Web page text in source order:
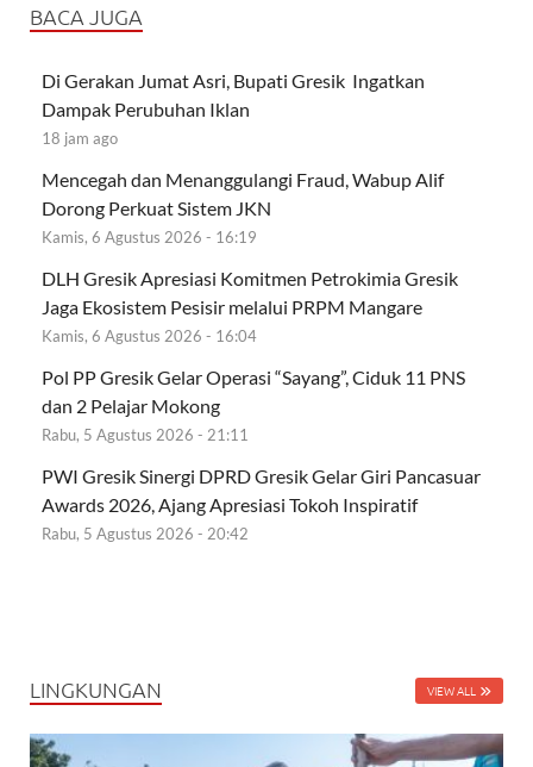
BACA JUGA
Di Gerakan Jumat Asri, Bupati Gresik Ingatkan
Dampak Perubuhan Iklan
18 jam ago
Mencegah dan Menanggulangi Fraud, Wabup Alif
Dorong Perkuat Sistem JKN
Kamis, 6 Agustus 2026 - 16:19
DLH Gresik Apresiasi Komitmen Petrokimia Gresik
Jaga Ekosistem Pesisir melalui PRPM Mangare
Kamis, 6 Agustus 2026 - 16:04
Pol PP Gresik Gelar Operasi “Sayang”, Ciduk 11 PNS
dan 2 Pelajar Mokong
Rabu, 5 Agustus 2026 - 21:11
PWI Gresik Sinergi DPRD Gresik Gelar Giri Pancasuar
Awards 2026, Ajang Apresiasi Tokoh Inspiratif
Rabu, 5 Agustus 2026 - 20:42
LINGKUNGAN VIEW ALL